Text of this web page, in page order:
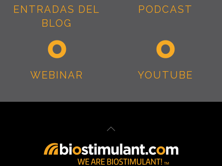
ENTRADAS DEL
BLOG
PODCAST
WEBINAR YOUTUBE